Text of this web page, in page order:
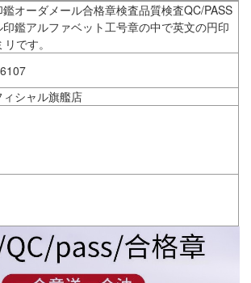
オーダメール合格章検査品質検査QC/PASS
鑑アルファベット工号章の中で英文の円印
です。
シャル旗艦店